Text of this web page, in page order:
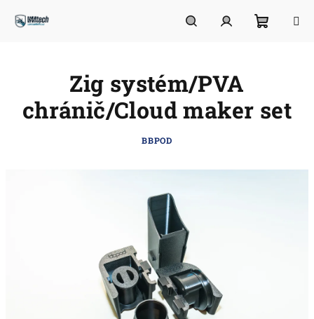
Zig systém/PVA
chránič/Cloud maker set
BBPOD